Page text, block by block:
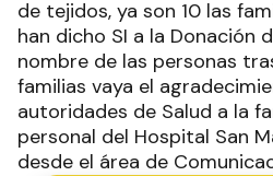
de tejidos, ya son 10 las
han dicho SI a la Donación
nombre de las personas
familias vaya el
autoridades de Salud a la
personal del Hospital San
desde el área de